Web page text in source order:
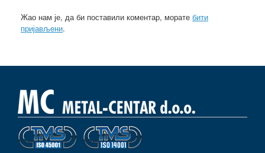
Жао нам је, да би поставили коментар, морате бити
пријављени.